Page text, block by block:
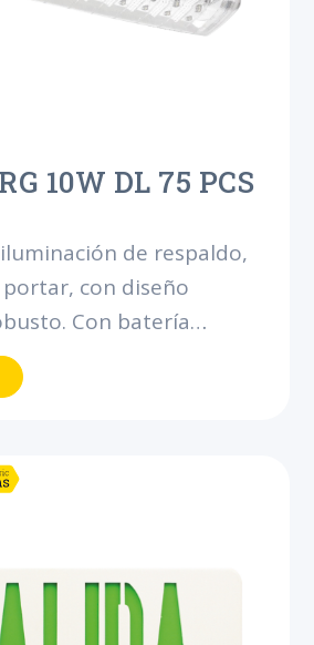
10W DL 75 PCS
de respaldo,
con diseño
Con batería
brindar 90 minutos de